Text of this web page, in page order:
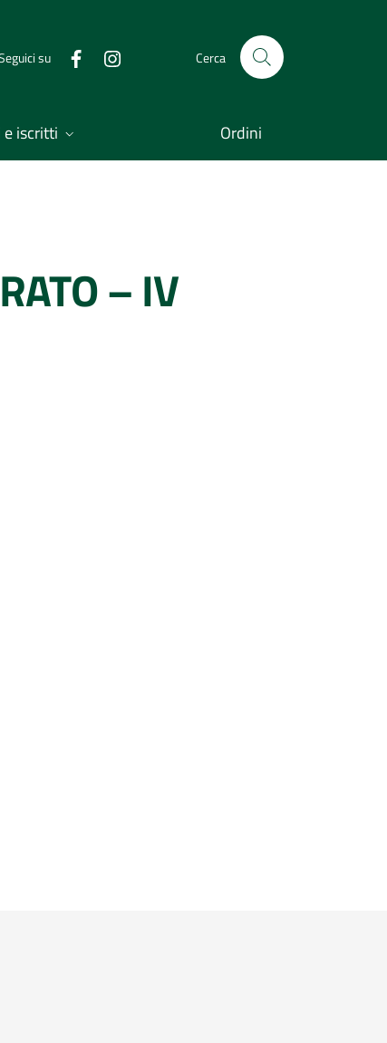
su Cerca
e iscritti Ordini
– IV